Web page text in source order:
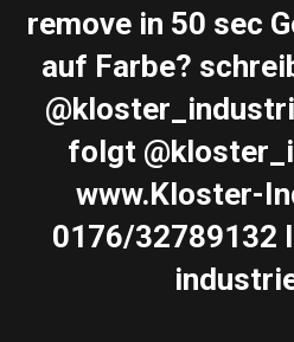
remove in 50 sec
auf Farbe?
folgt
www.Kloster-
0176/32789132